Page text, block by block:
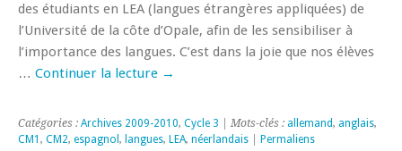
des étudiants en LEA (langues étrangères appliquées) de
l’Université de la côte d’Opale, afin de les sensibiliser à
l’importance des langues. C’est dans la joie que nos élèves
… Continuer la lecture →
Catégories : Archives 2009-2010, Cycle 3 | Mots-clés : allemand, anglais,
CM1 , CM2, espagnol , langues, LEA, néerlandais Permaliens